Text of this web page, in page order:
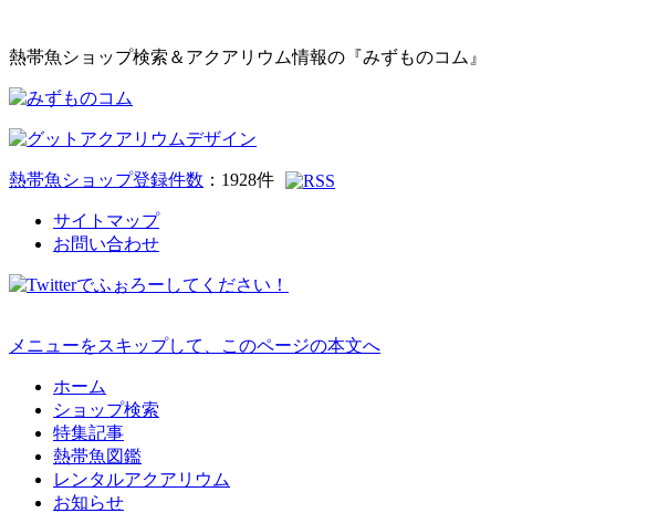
熱帯魚ショップ検索＆アクアリウム情報の『みずものコム』
熱帯魚ショップ登録件数 ： 1928件
サイトマップ
お問い合わせ
メニューをスキップして、このページの本文へ
ホーム
ショップ検索
特集記事
熱帯魚図鑑
レンタルアクアリウム
お知らせ